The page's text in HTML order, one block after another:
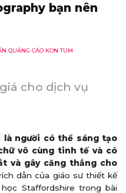
bạn nên
QUẢNG CÁO KON TUM
cho dịch vụ
là người có thể sáng tạo
vô cùng tinh tế và có
và gây căng thẳng cho
dẫn của giáo sư thiết kế
Staffordshire trong bài